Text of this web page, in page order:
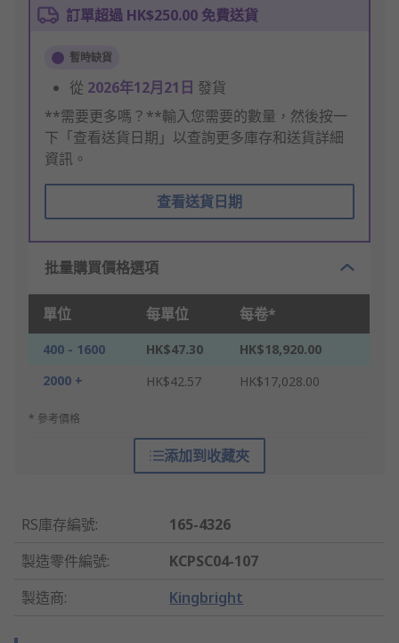
訂單超過 HK$250.00 免費送貨
暫時缺貨
從 2026年12月21日 發貨
**需要更多嗎？**輸入您需要的數量，然後按一
下「查看送貨日期」以查詢更多庫存和送貨詳細
資訊。
查看送貨日期
批量購買價格選項
單位 每單位 每卷*
400 - 1600 HK$47.30
HK$18,920.00
2000 +
HK$42.57 HK$17,028.00
* 參考價格
添加到收藏夾
RS庫存編號:
165-4326
製造零件編號:
KCPSC04-107
製造商: Kingbright